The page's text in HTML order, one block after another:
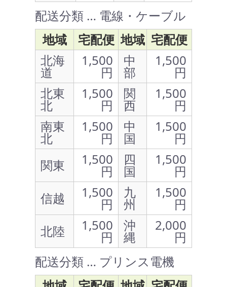
配送分類 … 電線・ケーブル
地域
宅配便 地域 宅配便
北海
道
1,500
円
中
部
1,500
円
北東
北
1,500
円
関
西
1,500
円
南東
北
1,500
円
中
国
1,500
円
関東
1,500
円
四
国
1,500
円
信越
1,500
円
九
州
1,500
円
北陸
1,500
円
沖
縄
2,000
円
配送分類 … プリンス電機